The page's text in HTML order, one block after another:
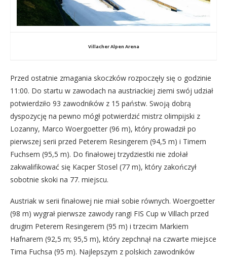
Villacher Alpen Arena
Przed ostatnie zmagania skoczków rozpoczęły się o godzinie
11:00. Do startu w zawodach na austriackiej ziemi swój udział
potwierdziło 93 zawodników z 15 państw. Swoją dobrą
dyspozycję na pewno mógł potwierdzić mistrz olimpijski z
Lozanny, Marco Woergoetter (96 m), który prowadził po
pierwszej serii przed Peterem Resingerem (94,5 m) i Timem
Fuchsem (95,5 m). Do finałowej trzydziestki nie zdołał
zakwalifikować się Kacper Stosel (77 m), który zakończył
sobotnie skoki na 77. miejscu.
Austriak w serii finałowej nie miał sobie równych. Woergoetter
(98 m) wygrał pierwsze zawody rangi FIS Cup w Villach przed
drugim Peterem Resingerem (95 m) i trzecim Markiem
Hafnarem (92,5 m; 95,5 m), który zepchnął na czwarte miejsce
Tima Fuchsa (95 m). Najlepszym z polskich zawodników